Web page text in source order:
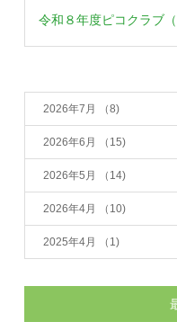
令和８年度ピコクラブ
2026年7月 （8)
2026年6月 （15)
2026年5月 （14)
2026年4月 （10)
2025年4月 （1)